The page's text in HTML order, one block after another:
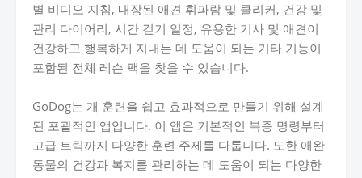
별 비디오 지침, 내장된 애견 휘파람 및 클리커, 건강 및
관리 다이어리, 시간 걷기 일정, 유용한 기사 및 애견이
건강하고 행복하게 지내는 데 도움이 되는 기타 기능이
포함된 전체 레슨 팩을 찾을 수 있습니다.
GoDog는 개 훈련을 쉽고 효과적으로 만들기 위해 설계
된 포괄적인 앱입니다. 이 앱은 기본적인 복종 명령부터
고급 트릭까지 다양한 훈련 주제를 다룹니다. 또한 애완
동물의 건강과 복지를 관리하는 데 도움이 되는 다양한